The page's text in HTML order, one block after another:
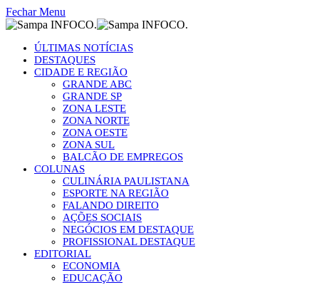
Fechar Menu
ÚLTIMAS NOTÍCIAS
DESTAQUES
CIDADE E REGIÃO
GRANDE ABC
GRANDE SP
ZONA LESTE
ZONA NORTE
ZONA OESTE
ZONA SUL
BALCÃO DE EMPREGOS
COLUNAS
CULINÁRIA PAULISTANA
ESPORTE NA REGIÃO
FALANDO DIREITO
AÇÕES SOCIAIS
NEGÓCIOS EM DESTAQUE
PROFISSIONAL DESTAQUE
EDITORIAL
ECONOMIA
EDUCAÇÃO